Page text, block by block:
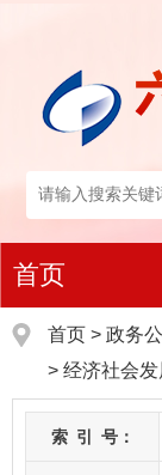
首页
首页 > 政务
> 经济社会
索 引 号：